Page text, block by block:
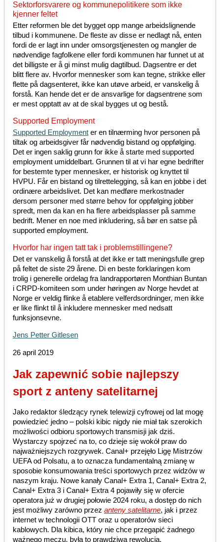
Sektorforsvarere og kommunepolitikere som ikke
kjenner feltet
Etter reformen ble det bygget opp mange arbeidslignende
tilbud i kommunene. De fleste av disse er nedlagt nå, enten
fordi de er lagt inn under omsorgstjenesten og mangler de
nødvendige fagfolkene eller fordi kommunen har funnet ut at
det billigste er å gi minst mulig dagtilbud. Dagsentre er det
blitt flere av. Hvorfor mennesker som kan tegne, strikke eller
flette på dagsenteret, ikke kan utøve arbeid, er vanskelig å
forstå. Kan hende det er de ansvarlige for dagsentrene som
er mest opptatt av at de skal bygges ut og bestå.
Supported Employment
Supported Employment er en tilnærming hvor personen på
tiltak og arbeidsgiver får nødvendig bistand og oppfølging.
Det er ingen saklig grunn for ikke å starte med supported
employment umiddelbart. Grunnen til at vi har egne bedrifter
for bestemte typer mennesker, er historisk og knyttet til
HVPU. Får en bistand og tilrettelegging, så kan en jobbe i det
ordinære arbeidslivet. Det kan medføre merkostnader
dersom personer med større behov for oppfølging jobber
spredt, men da kan en ha flere arbeidsplasser på samme
bedrift. Mener en noe med inkludering, så bør en satse på
supported employment.
Hvorfor har ingen tatt tak i problemstillingene?
Det er vanskelig å forstå at det ikke er tatt meningsfulle grep
på feltet de siste 29 årene. Di en beste forklaringen kom
trolig i generelle ordelag fra landrapportøren Monthian Buntan
i CRPD-komiteen som under høringen av Norge hevdet at
Norge er veldig flinke å etablere velferdsordninger, men ikke
er like flinkt til å inkludere mennesker med nedsatt
funksjonsevne.
Jens Petter Gitlesen
26 april 2019
Jak zapewnić sobie najlepszy
sport z anteny satelitarnej
Jako redaktor śledzący rynek telewizji cyfrowej od lat mogę
powiedzieć jedno – polski kibic nigdy nie miał tak szerokich
możliwości odbioru sportowych transmisji jak dziś.
Wystarczy spojrzeć na to, co dzieje się wokół praw do
najważniejszych rozgrywek. Canal+ przejęło Ligę Mistrzów
UEFA od Polsatu, a to oznacza fundamentalną zmianę w
sposobie konsumowania treści sportowych przez widzów w
naszym kraju. Nowe kanały Canal+ Extra 1, Canal+ Extra 2,
Canal+ Extra 3 i Canal+ Extra 4 pojawiły się w ofercie
operatora już w drugiej połowie 2024 roku, a dostęp do nich
jest możliwy zarówno przez anteny satelitarne, jak i przez
internet w technologii OTT oraz u operatorów sieci
kablowych. Dla kibica, który nie chce przegapić żadnego
ważnego meczu, była to prawdziwa rewolucja.